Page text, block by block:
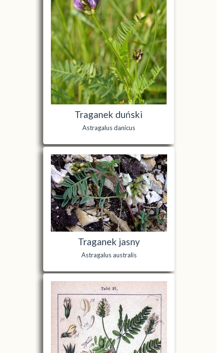
Traganek duński
Astragalus danicus
Traganek jasny
Astragalus australis